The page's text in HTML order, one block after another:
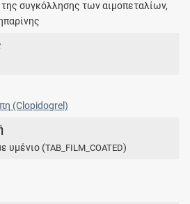
συγκόλλησης των αιμοπεταλίων,
(Clopidogrel)
υμένιο (TAB_FILM_COATED)